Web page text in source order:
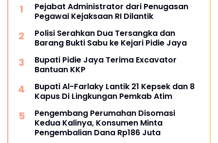
Pejabat Administrator dari Penugasan
Pegawai Kejaksaan RI Dilantik
Polisi Serahkan Dua Tersangka dan
Barang Bukti Sabu ke Kejari Pidie Jaya
Bupati Pidie Jaya Terima Excavator
Bantuan KKP
Bupati Al-Farlaky Lantik 21 Kepsek dan 8
Kapus Di Lingkungan Pemkab Atim
Pengembang Perumahan Disomasi
Kedua Kalinya, Konsumen Minta
Pengembalian Dana Rp186 Juta